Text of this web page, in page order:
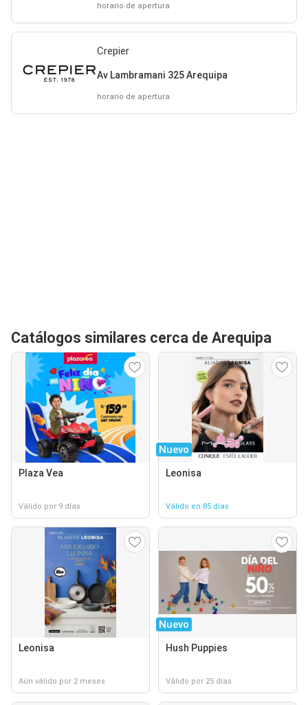
horario de apertura
Crepier
Av Lambramani 325 Arequipa
horario de apertura
Catálogos similares cerca de Arequipa
Plaza Vea
Válido por 9 días
Nuevo
Leonisa
Válido en 85 días
Leonisa
Aún válido por 2 meses
Nuevo
Hush Puppies
Válido por 25 días